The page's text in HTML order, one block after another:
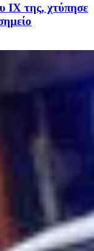
ΙΧ της, χτύπησε